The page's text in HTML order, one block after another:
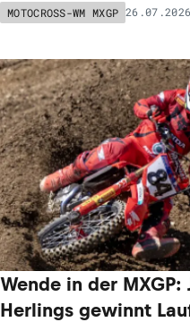
MOTOCROSS-WM MXGP
Wende in der MXGP:
Herlings gewinnt